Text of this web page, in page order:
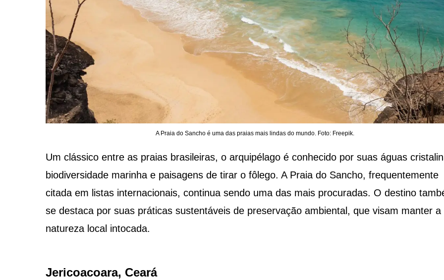
A Praia do Sancho é uma das praias mais lindas do mundo. Foto: Freepik.
Um clássico entre as praias brasileiras, o arquipélago é conhecido por suas águas
biodiversidade marinha e paisagens de tirar o fôlego. A Praia do Sancho, frequentemente
citada em listas internacionais, continua sendo uma das mais procuradas. O destino
se destaca por suas práticas sustentáveis de preservação ambiental, que visam manter a
natureza local intocada.
Jericoacoara, Ceará